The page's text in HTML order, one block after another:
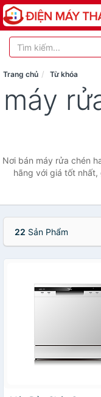
Trang chủ Từ khóa
máy
Nơi bán máy rửa chén
hãng với giá tốt nhất,
22 Sản Phẩm